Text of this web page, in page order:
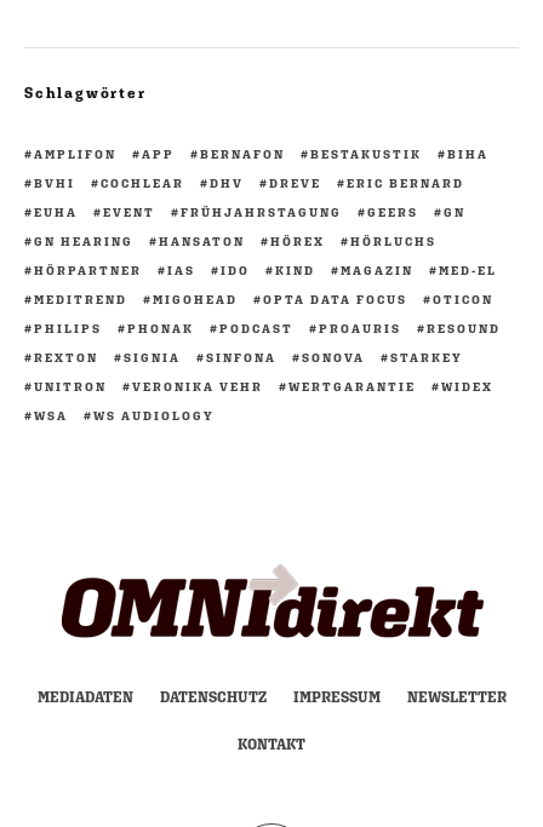
Schlagwörter
AMPLIFON APP BERNAFON BESTAKUSTIK
BIHA
BVHI
COCHLEAR DHV DREVE
ERIC BERNARD
EUHA
EVENT FRÜHJAHRSTAGUNG GEERS
GN
GN HEARING
HANSATON HÖREX
HÖRLUCHS
HÖRPARTNER
IAS IDO KIND MAGAZIN
MED-EL
MEDITREND
MIGOHEAD OPTA DATA FOCUS
OTICON
PHILIPS
PHONAK PODCAST PROAURIS
RESOUND
REXTON
SIGNIA SINFONA SONOVA
STARKEY
UNITRON
VERONIKA VEHR WERTGARANTIE
WIDEX
WSA
WS AUDIOLOGY
MEDIADATEN DATENSCHUTZ IMPRESSUM NEWSLETTER
KONTAKT